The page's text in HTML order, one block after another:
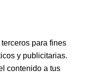
para fines
y publicitarias.
contenido a tus